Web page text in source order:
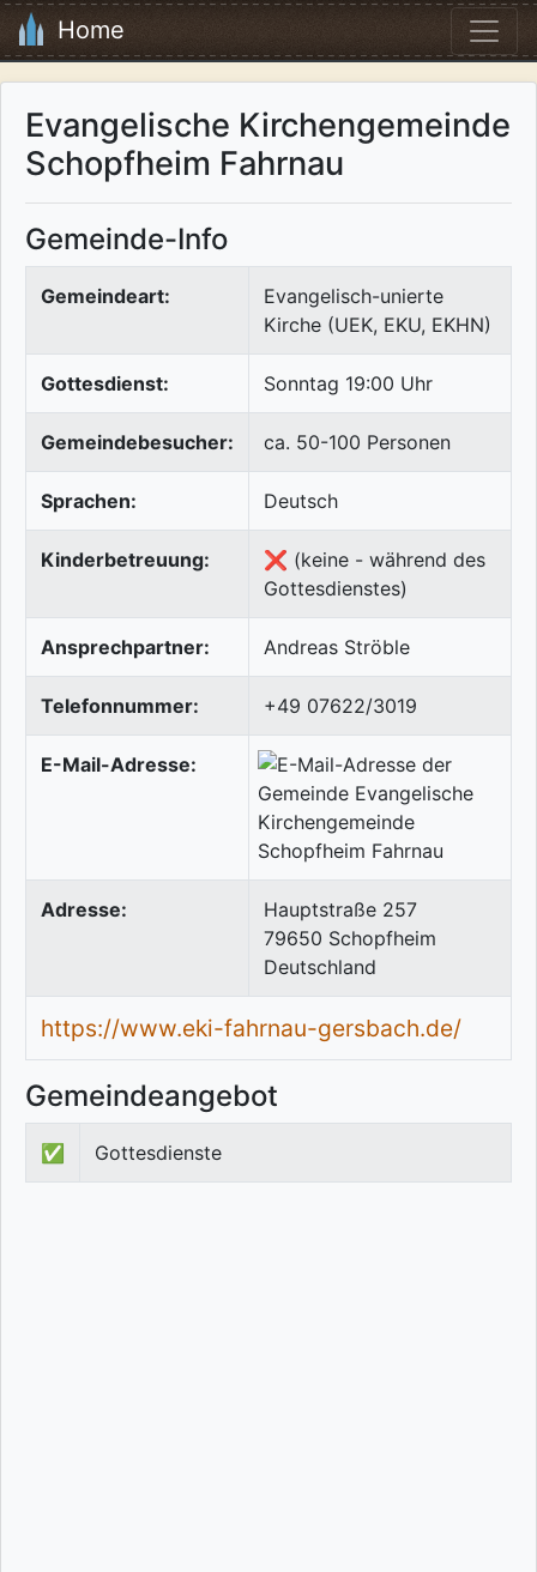
Home
Evangelische Kirchengemeinde
Schopfheim Fahrnau
Gemeinde-Info
Gemeindeart:
Evangelisch-unierte
Kirche (UEK, EKU, EKHN)
Gottesdienst: Sonntag 19:00 Uhr
Gemeindebesucher: ca. 50-100 Personen
Sprachen: Deutsch
Kinderbetreuung:
❌ (keine - während des
Gottesdienstes)
Ansprechpartner: Andreas Ströble
Telefonnummer: +49 07622/3019
E-Mail-Adresse:
Adresse:
Hauptstraße 257
79650 Schopfheim
Deutschland
https://www.eki-fahrnau-gersbach.de/
Gemeindeangebot
✅ Gottesdienste